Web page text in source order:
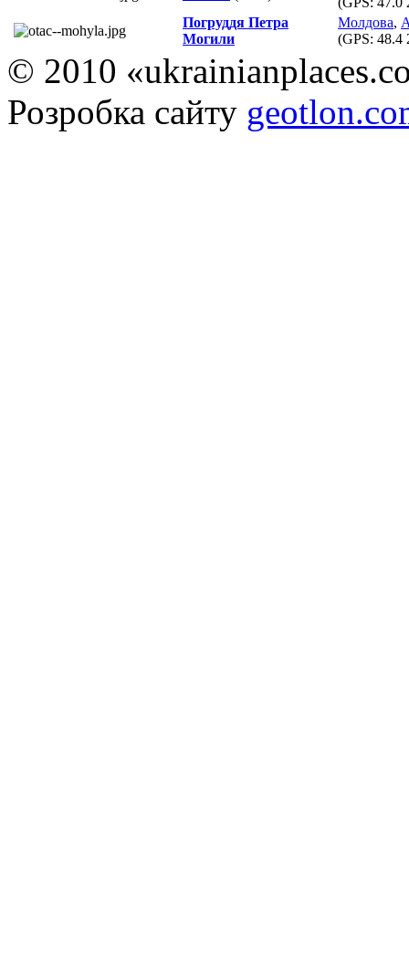
Погруддя Петра
Могили
Молдова,
(GPS: 48.4
© 2010
Розробка сайту